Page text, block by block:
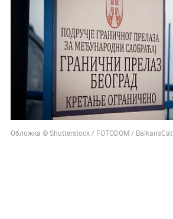
Обложка © Shutterstock / FOTODOM / BalkansCat